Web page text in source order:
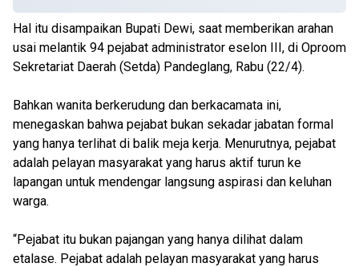
Hal itu disampaikan Bupati Dewi, saat memberikan arahan
usai melantik 94 pejabat administrator eselon III, di Oproom
Sekretariat Daerah (Setda) Pandeglang, Rabu (22/4).
Bahkan wanita berkerudung dan berkacamata ini,
menegaskan bahwa pejabat bukan sekadar jabatan formal
yang hanya terlihat di balik meja kerja. Menurutnya, pejabat
adalah pelayan masyarakat yang harus aktif turun ke
lapangan untuk mendengar langsung aspirasi dan keluhan
warga.
“Pejabat itu bukan pajangan yang hanya dilihat dalam
etalase. Pejabat adalah pelayan masyarakat yang harus